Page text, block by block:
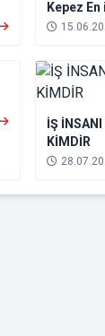
Kepez
İŞ
KİMDİR